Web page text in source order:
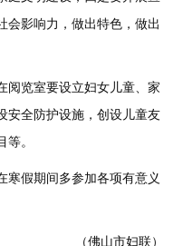
会影响力，做出特色，做出
览室要设立妇女儿童、家
安全防护设施，创设儿童友
。
假期间多参加各项有意义
（佛山市妇联）